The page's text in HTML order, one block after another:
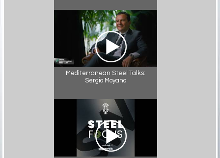
Mediterranean Steel Talks:
Sergio Moyano